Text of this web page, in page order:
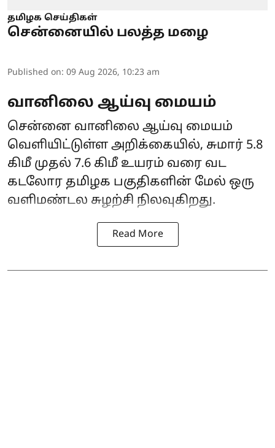
தமிழக செய்திகள்
சென்னையில் பலத்த மழை
Published on: 09 Aug 2026, 10:23 am
வானிலை ஆய்வு மையம்
சென்னை வானிலை ஆய்வு மையம்
வெளியிட்டுள்ள அறிக்கையில், சுமார் 5.8
கிமீ முதல் 7.6 கிமீ உயரம் வரை வட
கடலோர தமிழக பகுதிகளின் மேல் ஒரு
வளிமண்டல சுழற்சி நிலவுகிறது.
Read More